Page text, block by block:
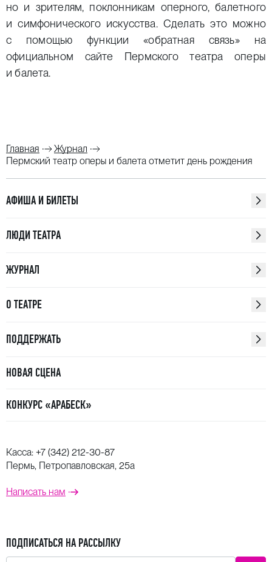
но и зрителям, поклонникам оперного, балетного
и симфонического искусства. Сделать это можно
с помощью функции«обратная связь» на
официальном сайте Пермского театра оперы
и балета.
Главная
Журнал
Пермский театр оперы и балета отметит день рождения
АФИША И БИЛЕТЫ
ЛЮДИ ТЕАТРА
ЖУРНАЛ
О ТЕАТРЕ
ПОДДЕРЖАТЬ
НОВАЯ СЦЕНА
КОНКУРС «АРАБЕСК»
Касса: +7 (342) 212-30-87
Пермь, Петропавловская, 25а
Написать нам
ПОДПИСАТЬСЯ НА РАССЫЛКУ